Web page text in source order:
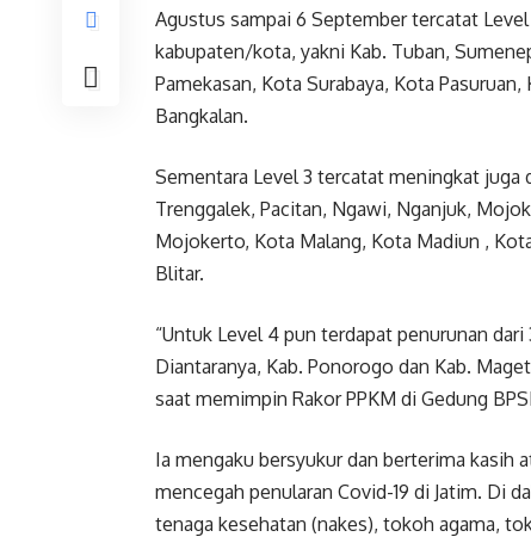
Agustus sampai 6 September tercatat
kabupaten/kota, yakni Kab. Tuban,
Pamekasan, Kota Surabaya, Kota
Bangkalan.
Sementara Level 3 tercatat meningkat juga
Trenggalek, Pacitan, Ngawi, Nganjuk,
Mojokerto, Kota Malang, Kota Madiun ,
Blitar.
“Untuk Level 4 pun terdapat penurunan
Diantaranya, Kab. Ponorogo dan Kab.
saat memimpin Rakor PPKM di Gedung
Ia mengaku bersyukur dan berterima kasih
mencegah penularan Covid-19 di Jatim. Di
tenaga kesehatan (nakes), tokoh agama,